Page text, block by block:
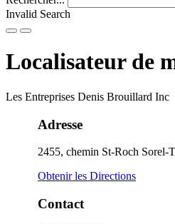
Invalid Search
Submit
Localisateur de
Les Entreprises Denis Brouillard Inc
Adresse
2455, chemin St-Roch Sorel-
Obtenir les Directions
Contact